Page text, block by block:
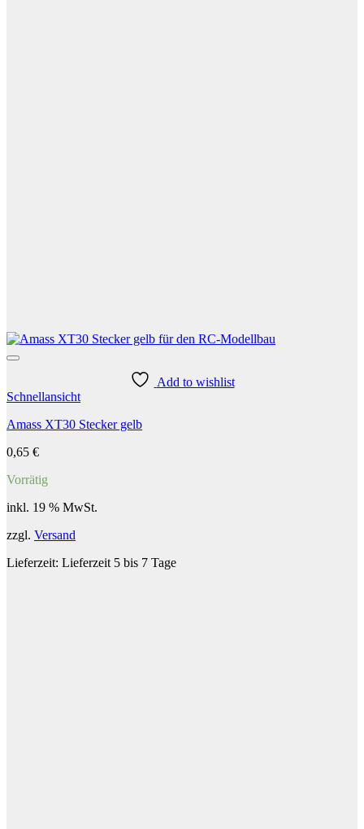
Add to wishlist
Schnellansicht
Amass XT30 Stecker gelb
0,65 €
Vorrätig
inkl. 19 % MwSt.
zzgl. Versand
Lieferzeit: Lieferzeit 5 bis 7 Tage